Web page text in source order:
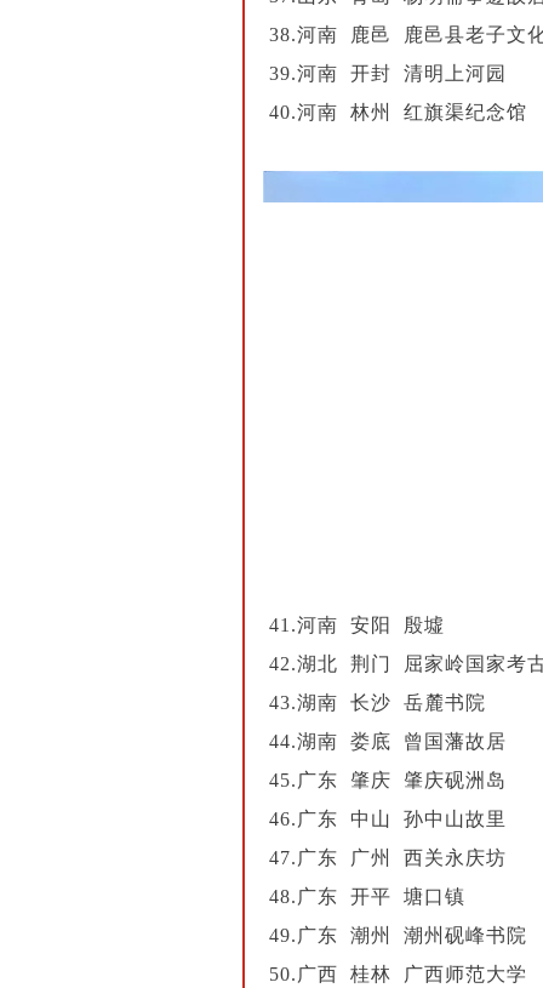
38.河南 鹿邑 鹿邑县老子文
39.河南 开封 清明上河园
40.河南 林州 红旗渠纪念馆
41.河南 安阳 殷墟
42.湖北 荆门 屈家岭国家考
43.湖南 长沙 岳麓书院
44.湖南 娄底 曾国藩故居
45.广东 肇庆 肇庆砚洲岛
46.广东 中山 孙中山故里
47.广东 广州 西关永庆坊
48.广东 开平 塘口镇
49.广东 潮州 潮州砚峰书院
50.广西 桂林 广西师范大学